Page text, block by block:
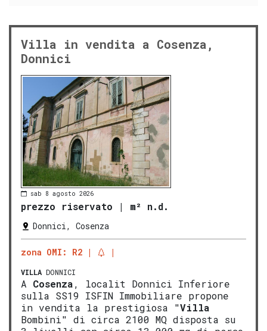
Villa in vendita a Cosenza,
Donnici
sab 8 agosto 2026
prezzo riservato | m² n.d.
Donnici, Cosenza
zona OMI: R2
VILLA DONNICI
A Cosenza, localit Donnici Inferiore
sulla SS19 ISFIN Immobiliare propone
in vendita la prestigiosa "Villa
Bombini" di circa 2100 MQ disposta su